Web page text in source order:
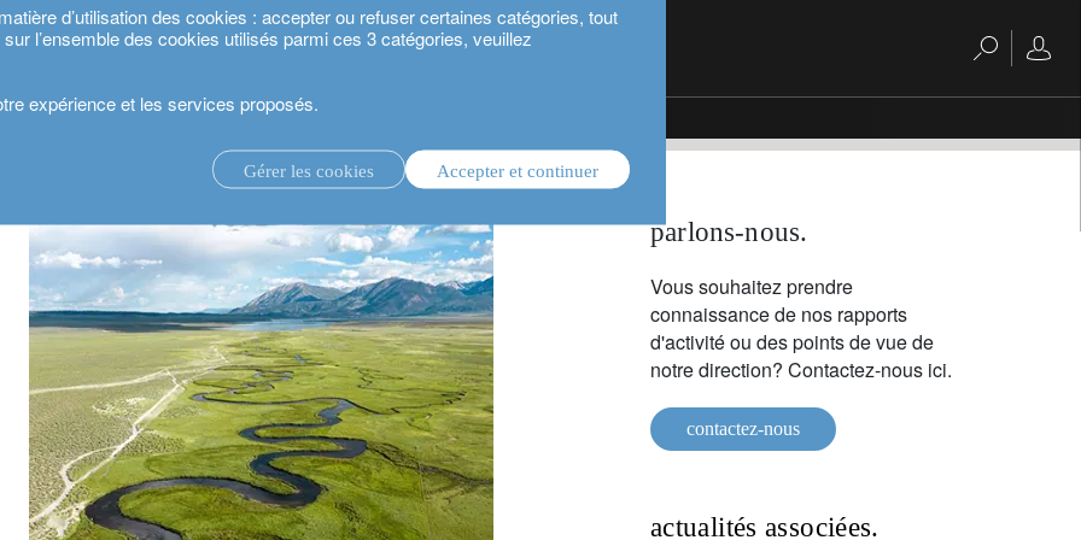
d’utilisation des cookies : accepter ou refuser certaines catégories, tout
l’ensemble des cookies utilisés parmi ces 3 catégories, veuillez
expérience et les services proposés.
Gérer les cookies Accepter et continuer
service de conseil en investissement.
avec Thomas Hohne-Sparborth
parlons-nous.
Vous souhaitez prendre
connaissance de nos rapports
d'activité ou des points de vue de
notre direction? Contactez-nous ici.
contactez-nous
actualités associées.